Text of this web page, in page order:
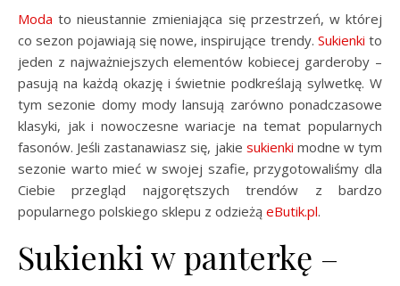
Moda to nieustannie zmieniająca się przestrzeń, w której
co sezon pojawiają się nowe, inspirujące trendy. Sukienki to
jeden z najważniejszych elementów kobiecej garderoby –
pasują na każdą okazję i świetnie podkreślają sylwetkę. W
tym sezonie domy mody lansują zarówno ponadczasowe
klasyki, jak i nowoczesne wariacje na temat popularnych
fasonów. Jeśli zastanawiasz się, jakie sukienki modne w tym
sezonie warto mieć w swojej szafie, przygotowaliśmy dla
Ciebie przegląd najgorętszych trendów z bardzo
popularnego polskiego sklepu z odzieżą eButik.pl.
Sukienki w panterkę –